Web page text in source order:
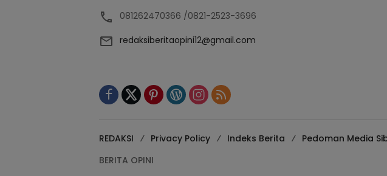
081262470366 /0821-2523-3696
redaksiberitaopini12@gmail.com
REDAKSI Privacy Policy Indeks Berita
Pedoman Media
BERITA OPINI